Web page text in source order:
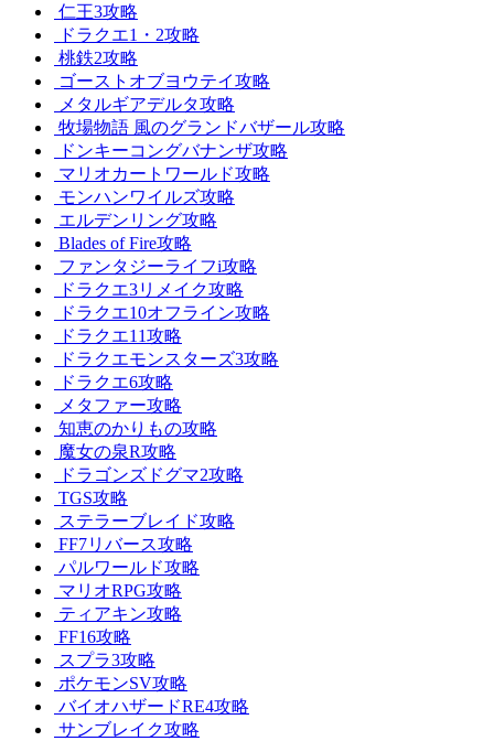
仁王3攻略
ドラクエ1・2攻略
桃鉄2攻略
ゴーストオブヨウテイ攻略
メタルギアデルタ攻略
牧場物語 風のグランドバザール攻略
ドンキーコングバナンザ攻略
マリオカートワールド攻略
モンハンワイルズ攻略
エルデンリング攻略
Blades of Fire攻略
ファンタジーライフi攻略
ドラクエ3リメイク攻略
ドラクエ10オフライン攻略
ドラクエ11攻略
ドラクエモンスターズ3攻略
ドラクエ6攻略
メタファー攻略
知恵のかりもの攻略
魔女の泉R攻略
ドラゴンズドグマ2攻略
TGS攻略
ステラーブレイド攻略
FF7リバース攻略
パルワールド攻略
マリオRPG攻略
ティアキン攻略
FF16攻略
スプラ3攻略
ポケモンSV攻略
バイオハザードRE4攻略
サンブレイク攻略